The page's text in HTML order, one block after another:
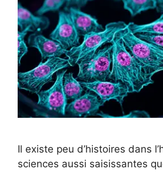
Il existe peu d’histoires dans
sciences aussi saisissantes